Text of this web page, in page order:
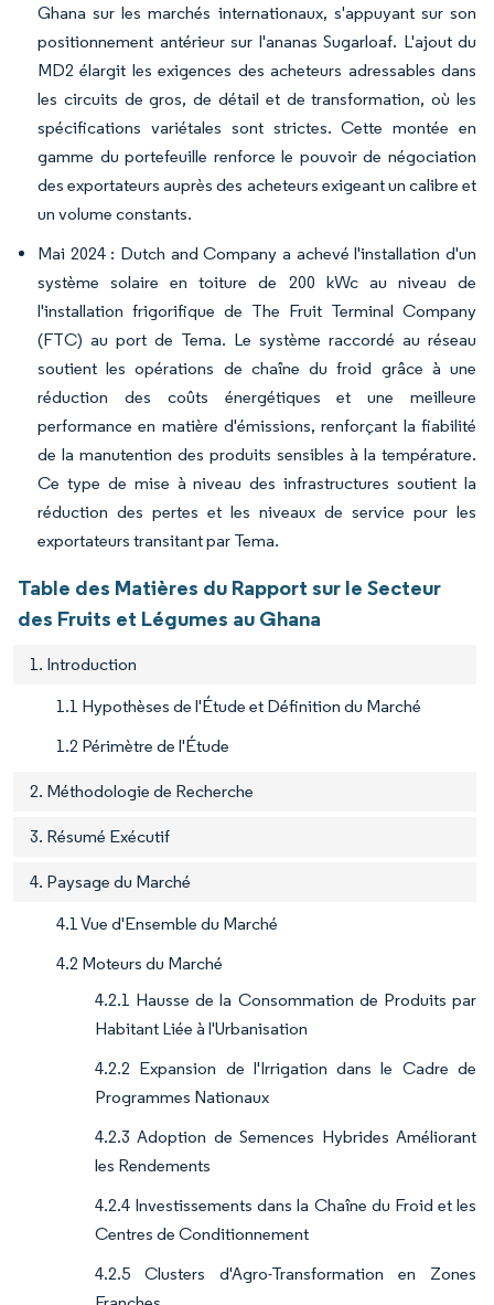
Ghana sur les marchés internationaux, s'appuyant sur son
positionnement antérieur sur l'ananas Sugarloaf. L'ajout du
MD2 élargit les exigences des acheteurs adressables dans
les circuits de gros, de détail et de transformation, où les
spécifications variétales sont strictes. Cette montée en
gamme du portefeuille renforce le pouvoir de négociation
des exportateurs auprès des acheteurs exigeant un calibre et
un volume constants.
Mai 2024 : Dutch and Company a achevé l'installation d'un
système solaire en toiture de 200 kWc au niveau de
l'installation frigorifique de The Fruit Terminal Company
(FTC) au port de Tema. Le système raccordé au réseau
soutient les opérations de chaîne du froid grâce à une
réduction des coûts énergétiques et une meilleure
performance en matière d'émissions, renforçant la fiabilité
de la manutention des produits sensibles à la température.
Ce type de mise à niveau des infrastructures soutient la
réduction des pertes et les niveaux de service pour les
exportateurs transitant par Tema.
Table des Matières du Rapport sur le Secteur
des Fruits et Légumes au Ghana
1. Introduction
1.1 Hypothèses de l'Étude et Définition du Marché
1.2 Périmètre de l'Étude
2. Méthodologie de Recherche
3. Résumé Exécutif
4. Paysage du Marché
4.1 Vue d'Ensemble du Marché
4.2 Moteurs du Marché
4.2.1 Hausse de la Consommation de Produits par
Habitant Liée à l'Urbanisation
4.2.2 Expansion de l'Irrigation dans le Cadre de
Programmes Nationaux
4.2.3 Adoption de Semences Hybrides Améliorant
les Rendements
4.2.4 Investissements dans la Chaîne du Froid et les
Centres de Conditionnement
4.2.5 Clusters d'Agro-Transformation en Zones